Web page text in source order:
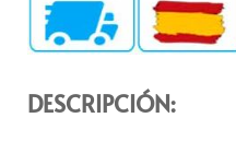
DESCRIPCIÓN: